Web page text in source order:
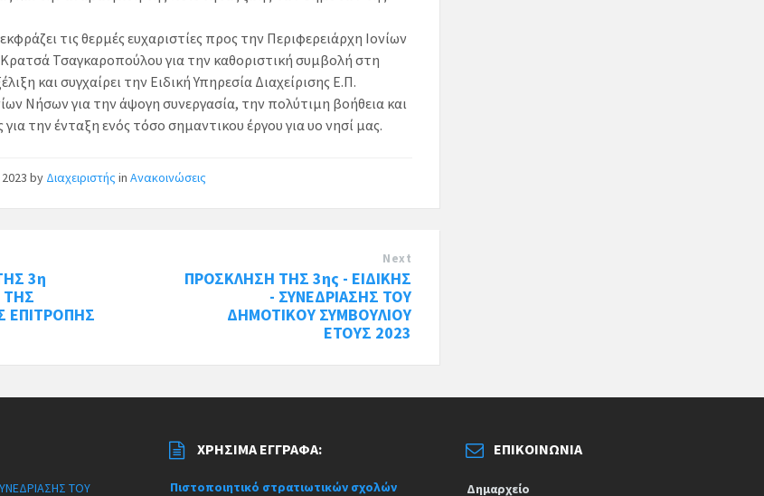
τις θερμές ευχαριστίες προς την Περιφερειάρχη Ιονίων
Τσαγκαροπούλου για την καθοριστική συμβολή στη
και συγχαίρει την Ειδική Υπηρεσία Διαχείρισης Ε.Π.
Νήσων για την άψογη συνεργασία, την πολύτιμη βοήθεια και
την ένταξη ενός τόσο σημαντικου έργου για υο νησί μας.
2023by Διαχειριστής inΑνακοινώσεις
3η
ΤΗΣ
ΕΠΙΤΡΟΠΗΣ
Next
ΠΡΟΣΚΛΗΣΗ ΤΗΣ 3ης - ΕΙΔΙΚΗΣ
- ΣΥΝΕΔΡΙΑΣΗΣ ΤΟΥ
ΔΗΜΟΤΙΚΟΥ ΣΥΜΒΟΥΛΙΟΥ
ΕΤΟΥΣ 2023
ΤΟΥ
ΧΡΉΣΙΜΑ ΈΓΓΡΑΦΑ:
Πιστοποιητικό στρατιωτικών σχολών
ΕΠΙΚΟΙΝΩΝΊΑ
Δημαρχείο